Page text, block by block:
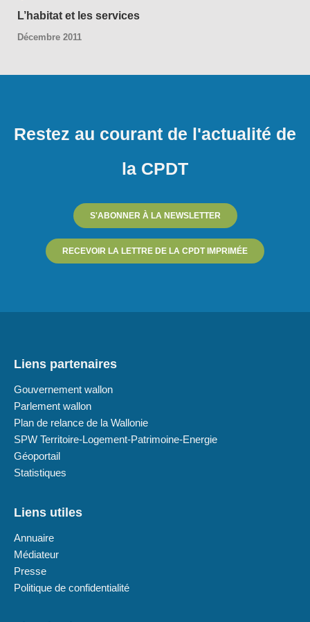
L’habitat et les services
Décembre 2011
Restez au courant de l'actualité de
la CPDT
S'ABONNER À LA NEWSLETTER
RECEVOIR LA LETTRE DE LA CPDT IMPRIMÉE
Liens partenaires
Gouvernement wallon
Parlement wallon
Plan de relance de la Wallonie
SPW Territoire-Logement-Patrimoine-Energie
Géoportail
Statistiques
Liens utiles
Annuaire
Médiateur
Presse
Politique de confidentialité